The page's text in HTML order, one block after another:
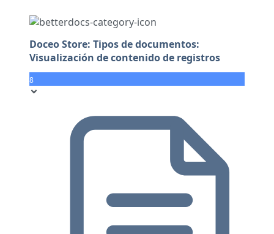
Doceo Store: Tipos de documentos:
Visualización de contenido de registros
8